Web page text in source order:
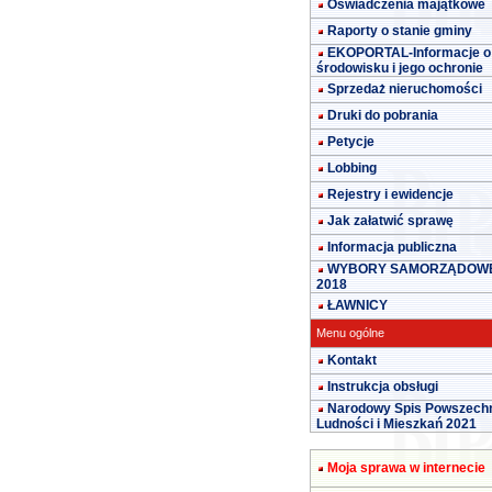
Oświadczenia majątkowe
Raporty o stanie gminy
EKOPORTAL-Informacje o
środowisku i jego ochronie
Sprzedaż nieruchomości
Druki do pobrania
Petycje
Lobbing
Rejestry i ewidencje
Jak załatwić sprawę
Informacja publiczna
WYBORY
2018
ŁAWNICY
Menu ogólne
Kontakt
Instrukcja obsługi
Narodowy Spis
Ludności i Mieszkań 2021
Moja sprawa w internecie